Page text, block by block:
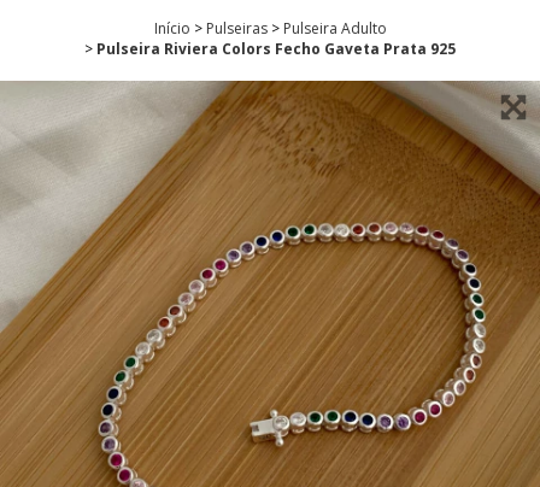
Início > Pulseiras > Pulseira Adulto
> Pulseira Riviera Colors Fecho Gaveta Prata 925